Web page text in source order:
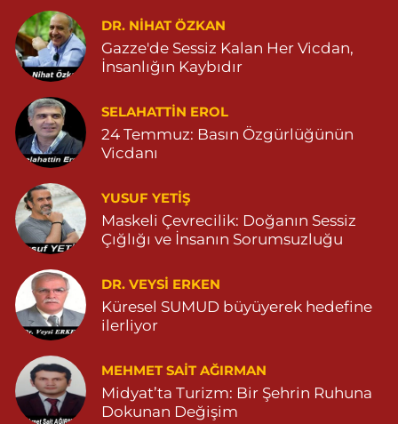
Serhat Eczanesi
Zeytinpınar Mahallesi, Roj Caddesi No:11 Derik Mardin
0 (482) 251 30 06
Çınarbaş Eczanesi
Bahçebaşı Mahallesi, Hanse Hatun Caddesi No:120 C Yeşilli
Mardin
0 (482) 591 10 15 Yol Tarifi Al
Şahin Eczanesi
Kaplan Mahallesi, Mardin Caddesi No:25 C Savur Mardin
0 (555) 151 49 05 Yol Tarifi Al
Özdemir Eczanesi
Yeni Mahalle, 3086.Sokak No:4 3 Ömerli Mardin
0 (482) 541 31 21
DR. NIHAT ÖZKAN
Gazze'de Sessiz Kalan Her Vicdan,
İnsanlığın Kaybıdır
SELAHATTIN EROL
24 Temmuz: Basın Özgürlüğünün
Vicdanı
YUSUF YETİŞ
Maskeli Çevrecilik: Doğanın Sessiz
Çığlığı ve İnsanın Sorumsuzluğu
DR. VEYSI ERKEN
Küresel SUMUD büyüyerek hedefine
ilerliyor
MEHMET SAIT AĞIRMAN
Midyat’ta Turizm: Bir Şehrin Ruhuna
Dokunan Değişim